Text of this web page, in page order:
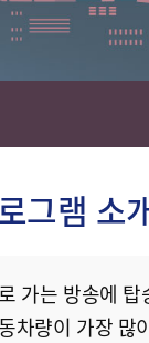
그램 소
가는 방송에 탑
차량이 가장 많